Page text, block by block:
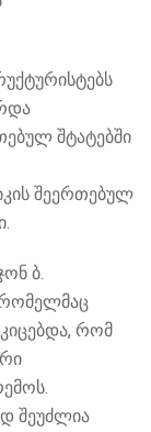
შტატებში
შეერთებულ
ბ.
რომ
შეუძლია